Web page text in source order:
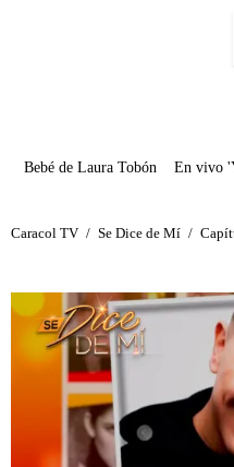
Bebé de Laura Tobón En vivo
Caracol TV / Se Dice de Mí /